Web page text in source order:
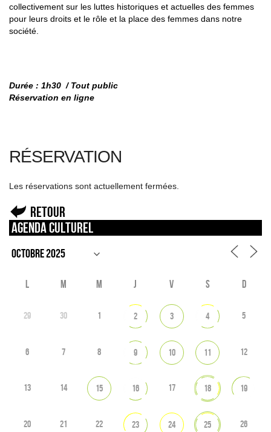
collectivement sur les luttes historiques et actuelles des femmes
pour leurs droits et le rôle et la place des femmes dans notre
société.
Durée : 1h30 / Tout public
Réservation en ligne
RÉSERVATION
Les réservations sont actuellement fermées.
Retour
Agenda culturel
L M M J V S D
29 30 1 2 3 4 5
6 7 8 9 10 11 12
13 14 15 16 17 18 19
20 21 22 23 24 25 26